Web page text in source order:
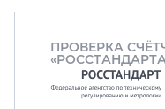
ПРОВЕРКА